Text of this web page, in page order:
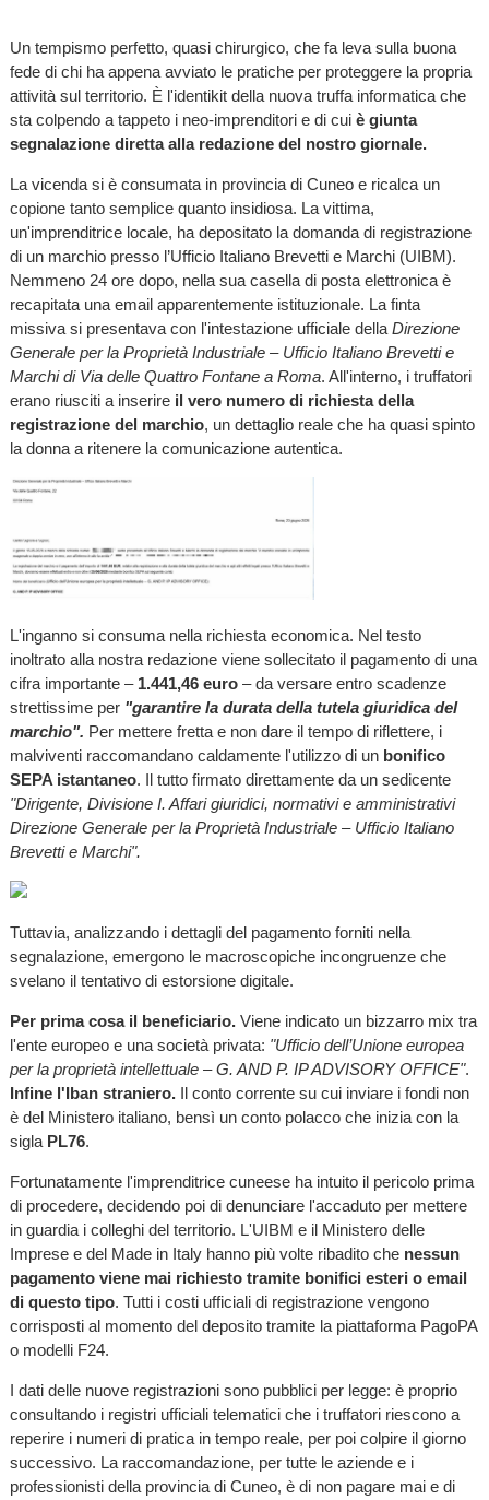
Un tempismo perfetto, quasi chirurgico, che fa leva sulla buona
fede di chi ha appena avviato le pratiche per proteggere la propria
attività sul territorio. È l'identikit della nuova truffa informatica che
sta colpendo a tappeto i neo-imprenditori e di cui è giunta
segnalazione diretta alla redazione del nostro giornale.
La vicenda si è consumata in provincia di Cuneo e ricalca un
copione tanto semplice quanto insidiosa. La vittima,
un'imprenditrice locale, ha depositato la domanda di registrazione
di un marchio presso l’Ufficio Italiano Brevetti e Marchi (UIBM).
Nemmeno 24 ore dopo, nella sua casella di posta elettronica è
recapitata una email apparentemente istituzionale. La finta
missiva si presentava con l'intestazione ufficiale della Direzione
Generale per la Proprietà Industriale – Ufficio Italiano Brevetti e
Marchi di Via delle Quattro Fontane a Roma. All'interno, i truffatori
erano riusciti a inserire il vero numero di richiesta della
registrazione del marchio, un dettaglio reale che ha quasi spinto
la donna a ritenere la comunicazione autentica.
L'inganno si consuma nella richiesta economica. Nel testo
inoltrato alla nostra redazione viene sollecitato il pagamento di una
cifra importante – 1.441,46 euro– da versare entro scadenze
strettissime per "garantire la durata della tutela giuridica del
marchio". Per mettere fretta e non dare il tempo di riflettere, i
malviventi raccomandano caldamente l'utilizzo di un bonifico
SEPA istantaneo. Il tutto firmato direttamente da un sedicente
"Dirigente, Divisione I. Affari giuridici, normativi e amministrativi
Direzione Generale per la Proprietà Industriale – Ufficio Italiano
Brevetti e Marchi".
Tuttavia, analizzando i dettagli del pagamento forniti nella
segnalazione, emergono le macroscopiche incongruenze che
svelano il tentativo di estorsione digitale.
Per prima cosa il beneficiario.Viene indicato un bizzarro mix tra
l'ente europeo e una società privata: "Ufficio dell’Unione europea
per la proprietà intellettuale – G. AND P. IP ADVISORY OFFICE".
Infine l'Iban straniero. Il conto corrente su cui inviare i fondi non
è del Ministero italiano, bensì un conto polacco che inizia con la
sigla PL76.
Fortunatamente l'imprenditrice cuneese ha intuito il pericolo prima
di procedere, decidendo poi di denunciare l'accaduto per mettere
in guardia i colleghi del territorio. L'UIBM e il Ministero delle
Imprese e del Made in Italy hanno più volte ribadito che nessun
pagamento viene mai richiesto tramite bonifici esteri o email
di questo tipo. Tutti i costi ufficiali di registrazione vengono
corrisposti al momento del deposito tramite la piattaforma PagoPA
o modelli F24.
I dati delle nuove registrazioni sono pubblici per legge: è proprio
consultando i registri ufficiali telematici che i truffatori riescono a
reperire i numeri di pratica in tempo reale, per poi colpire il giorno
successivo. La raccomandazione, per tutte le aziende e i
professionisti della provincia di Cuneo, è di non pagare mai e di